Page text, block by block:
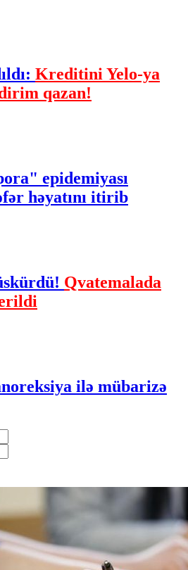
Kreditini Yelo-ya
qazan!
epidemiyası
həyatını itirib
Qvatemalada
ilə mübarizə